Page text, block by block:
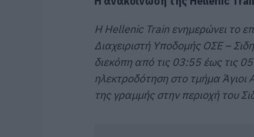
Η Hellenic Train ενημερώνει το
Διαχειριστή Υποδομής ΟΣΕ –
διεκόπη από τις 03:55 έως τις
ηλεκτροδότηση στο τμήμα
της γραμμής στην περιοχή του